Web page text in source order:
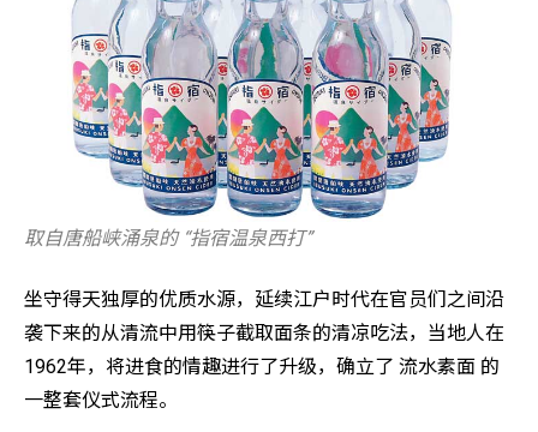
取自唐船峡涌泉的 “指宿温泉西打”
坐守得天独厚的优质水源，延续江户时代在官员们之间沿
袭下来的从清流中用筷子截取面条的清凉吃法，当地人在
1962年，将进食的情趣进行了升级，确立了 流水素面 的
一整套仪式流程。